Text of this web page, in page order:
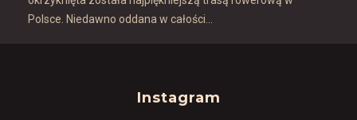
Polsce. Niedawno oddana w całości…
Instagram